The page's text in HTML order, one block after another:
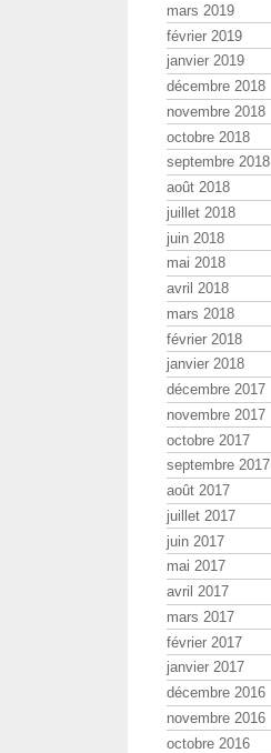
mars 2019
février 2019
janvier 2019
décembre 2018
novembre 2018
octobre 2018
septembre 2018
août 2018
juillet 2018
juin 2018
mai 2018
avril 2018
mars 2018
février 2018
janvier 2018
décembre 2017
novembre 2017
octobre 2017
septembre 2017
août 2017
juillet 2017
juin 2017
mai 2017
avril 2017
mars 2017
février 2017
janvier 2017
décembre 2016
novembre 2016
octobre 2016